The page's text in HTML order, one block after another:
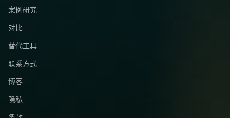
案例研究
对比
替代工具
联系方式
博客
隐私